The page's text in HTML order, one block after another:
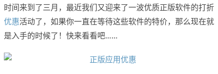
时间来到了三月，最近我们又迎来了一波优质正版软件的打折
优惠活动了，如果你一直在等待这些软件的特价，那么现在就
是入手的时候了！快来看看吧……